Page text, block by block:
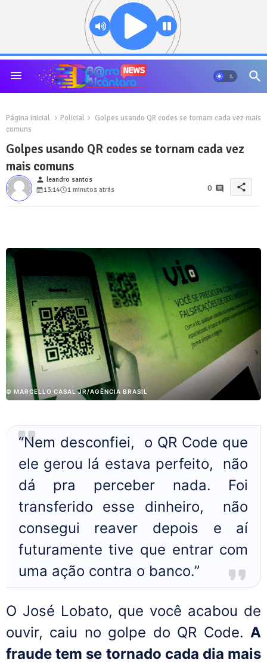
Página inicial Policial
Golpes usando QR codes se tornam cada vez mais
comuns
Golpes usando QR codes se tornam cada vez
mais comuns
person leandro santos
13:14
1 minutos atrás 0 share
© MARCELLO CASAL JR/AGÊNCIA BRASIL
“Nem desconfiei, o QR Code que
ele gerou lá estava perfeito, não
dá pra perceber nada. Foi
transferido esse dinheiro, não
consegui reaver depois e aí
futuramente tive que entrar com
uma ação contra o banco.”
O José Lobato, que você acabou de
ouvir, caiu no golpe do QR Code. A
fraude tem se tornado cada dia mais